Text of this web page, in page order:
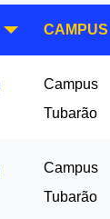
CAMPUS
Campus
Tubarão
Campus
Tubarão